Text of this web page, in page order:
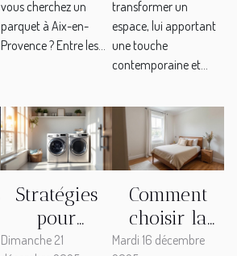
à vous
vous cherchez un
parquet à Aix-en-
Provence ? Entre les...
moderne ?
transformer un
espace, lui apportant
une touche
contemporaine et...
Stratégies
pour
optimiser la
Dimanche 21
Comment
choisir la
bonne taille
Mardi 16 décembre